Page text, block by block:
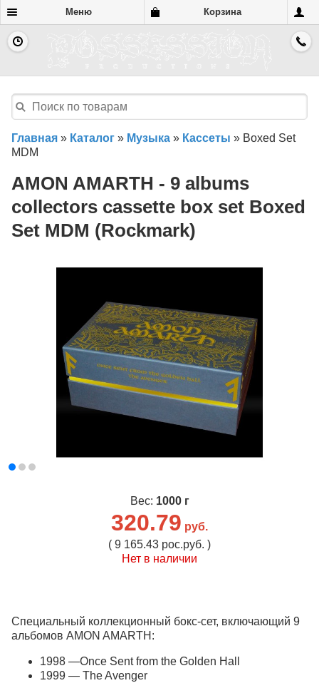
Меню Корзина
Главная » Каталог » Музыка » Кассеты » Boxed Set
MDM
AMON AMARTH - 9 albums
collectors cassette box set Boxed
Set MDM (Rockmark)
Вес: 1000 г
320.79 руб.
( 9 165.43 рос.руб. )
Нет в наличии
Специальный коллекционный бокс-сет, включающий 9
альбомов AMON AMARTH:
1998 —Once Sent from the Golden Hall
1999 — The Avenger